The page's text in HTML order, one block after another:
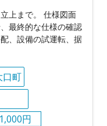
上まで。 仕様図面
最終的な仕様の確認
、設備の試運転、据
口町
円